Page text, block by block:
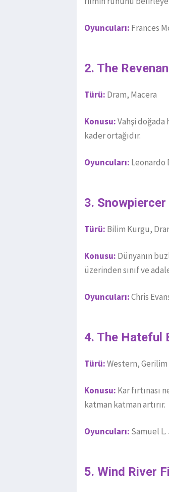
Oyuncuları: Frances
2. The
Türü: Dram, Macera
Konusu:Vahşi
kader ortağıdır.
Oyuncuları: Leonardo
3. Snowpiercer
Türü: Bilim Kurgu,
Konusu: Dünyanın
üzerinden sınıf ve
Oyuncuları:Chris
4. The Hateful
Türü:Western, Gerilim
Konusu: Kar fırtınası
katman katman artırır.
Oyuncuları: Samuel
5. Wind River